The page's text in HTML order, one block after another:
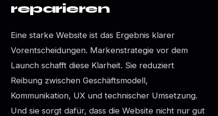
reparieren
Eine starke Website ist das Ergebnis klarer
Vorentscheidungen. Markenstrategie vor dem
Launch schafft diese Klarheit. Sie reduziert
Reibung zwischen Geschäftsmodell,
Kommunikation, UX und technischer Umsetzung.
Und sie sorgt dafür, dass die Website nicht nur gut